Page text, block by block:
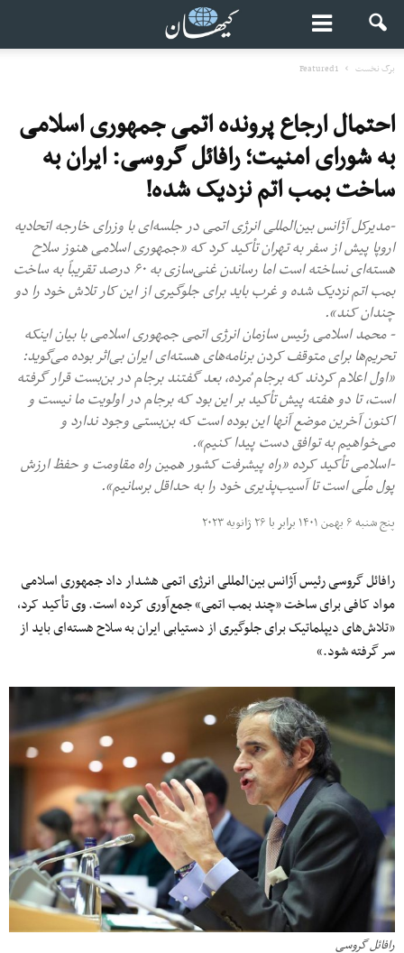
برگ نخست Featured1
احتمال ارجاع پرونده اتمی جمهوری اسلامی
به شورای امنیت؛ رافائل گروسی: ایران به
ساخت بمب اتم نزدیک شده!
-مدیرکل آژانس بین‌المللی انرژی اتمی در جلسه‌ای با وزرای خارجه اتحادیه
اروپا پیش از سفر به تهران تأکید کرد که «جمهوری اسلامی هنوز سلاح
هسته‌ای نساخته است اما رساندن غنی‌سازی به ۶۰ درصد تقریباً به ساخت
بمب اتم نزدیک شده و غرب باید برای جلوگیری از این کار تلاش خود را دو
چندان کند».
- محمد اسلامی رئیس سازمان انرژی اتمی جمهوری اسلامی با بیان اینکه
تحریم‌ها برای متوقف کردن برنامه‌های هسته‌ای ایران بی‌اثر بوده می‌گوید:
«اول اعلام کردند که برجام مُرده، بعد گفتند برجام در بن‌بست قرار گرفته
است، تا دو هفته پیش تأکید بر این بود که برجام در اولویت ما نیست و
اکنون آخرین موضع آنها این بوده است که بن‌بستی وجود ندارد و
می‌خواهیم به توافق دست پیدا کنیم».
-اسلامی تأکید کرده «راه پیشرفت کشور همین راه مقاومت و حفظ ارزش
پول ملّی است تا آسیب‌پذیری خود را به حداقل برسانیم».
پنج شنبه ۶ بهمن ۱۴۰۱ برابر با ۲۶ ژانویه ۲۰۲۳
رافائل گروسی رئیس آژانس بین‌المللی انرژی اتمی هشدار داد جمهوری اسلامی
مواد کافی برای ساخت «چند بمب اتمی» جمع‌آوری کرده است. وی تأکید کرد،
«تلاش‌های دیپلماتیک برای جلوگیری از دستیابی ایران به سلاح هسته‌ای باید از
سر گرفته شود.»
رافائل گروسی